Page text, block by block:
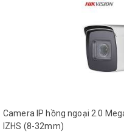
Standard
Camera IP hồng ngoại 2.0
IZHS (8-32mm)